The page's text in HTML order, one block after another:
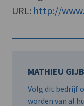
URL: http://
MATHIEU
Volg dit bedrijf
worden van al